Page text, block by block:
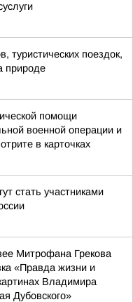
туристических поездок,
природе
помощи
военной операции и
в карточках
стать участниками
Митрофана Грекова
«Правда жизни и
Владимира
Дубовского»